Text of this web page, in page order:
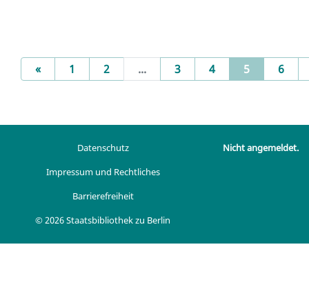
«Previous
1 2 ... 3 4 5(current)
6
Datenschutz
Impressum und Rechtliches
Barrierefreiheit
© 2026 Staatsbibliothek zu Berlin
Nicht angemeldet.